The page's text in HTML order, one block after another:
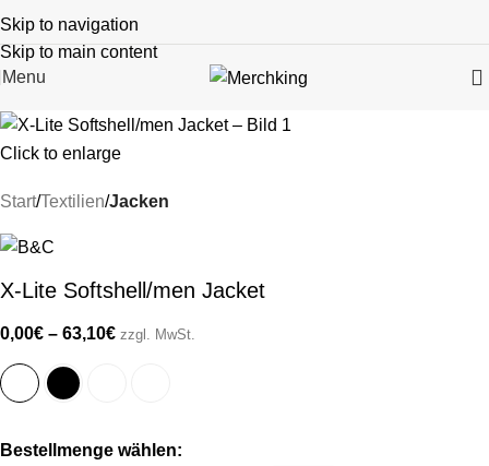
Skip to navigation
Skip to main content
Menu
Click to enlarge
Start Textilien Jacken
X-Lite Softshell/men Jacket
0,00€ – 63,10€ zzgl. MwSt.
Bestellmenge wählen: